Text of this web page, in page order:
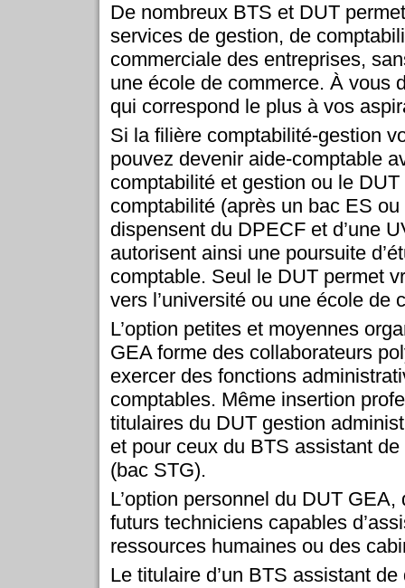
De nombreux BTS et DUT
services de gestion, de
commerciale des entreprises,
une école de commerce. À vous
qui correspond le plus à vos
Si la filière comptabilité-gestion
pouvez devenir aide-comptable
comptabilité et gestion ou le
comptabilité (après un bac ES
dispensent du DPECF et d’une
autorisent ainsi une poursuite
comptable. Seul le DUT permet
vers l’université ou une école de
L’option petites et moyennes
GEA forme des collaborateurs
exercer des fonctions
comptables. Même insertion
titulaires du DUT gestion
et pour ceux du BTS assistant
(bac STG).
L’option personnel du DUT
futurs techniciens capables
ressources humaines ou des
Le titulaire d’un BTS assistant